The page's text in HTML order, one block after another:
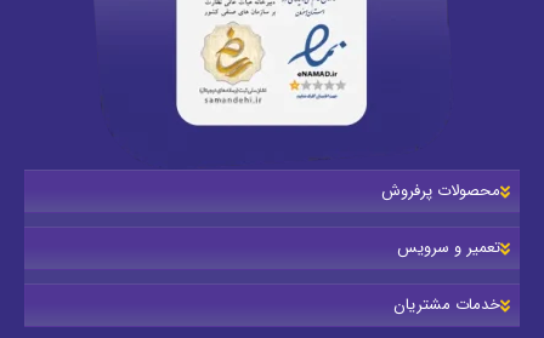
محصولات پرفروش
تعمیر و سرویس
خدمات مشتریان